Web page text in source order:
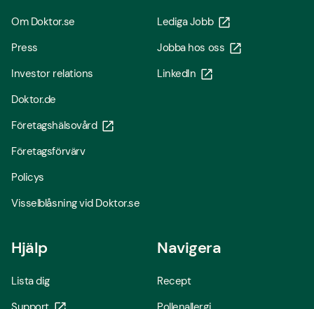
Om Doktor.se
Press
Investor relations
Doktor.de
Företagshälsovård
Företagsförvärv
Policys
Visselblåsning vid Doktor.se
Lediga Jobb
Jobba hos oss
LinkedIn
Hjälp
Lista dig
Navigera
Recept